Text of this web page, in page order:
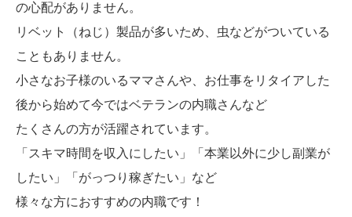
の心配がありません。
リベット（ねじ）製品が多いため、虫などがついている
こともありません。
小さなお子様のいるママさんや、お仕事をリタイアした
後から始めて今ではベテランの内職さんなど
たくさんの方が活躍されています。
「スキマ時間を収入にしたい」「本業以外に少し副業が
したい」「がっつり稼ぎたい」など
様々な方におすすめの内職です！